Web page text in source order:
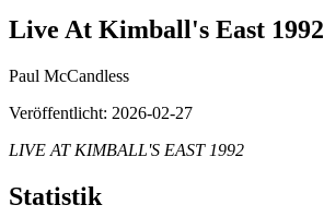
Live At Kimball's East 1992
Paul McCandless
Veröffentlicht: 2026-02-27
LIVE AT KIMBALL'S EAST 1992
Statistik